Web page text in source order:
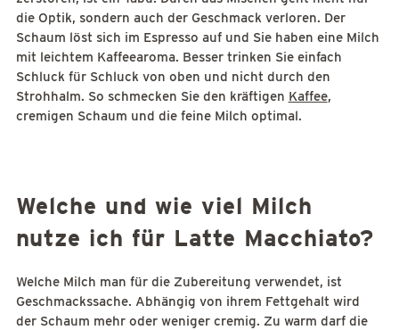
die Optik, sondern auch der Geschmack verloren. Der
Schaum löst sich im Espresso auf und Sie haben eine Milch
mit leichtem Kaffeearoma. Besser trinken Sie einfach
Schluck für Schluck von oben und nicht durch den
Strohhalm. So schmecken Sie den kräftigen Kaffee,
cremigen Schaum und die feine Milch optimal.
Welche und wie viel Milch
nutze ich für Latte Macchiato?
Welche Milch man für die Zubereitung verwendet, ist
Geschmackssache. Abhängig von ihrem Fettgehalt wird
der Schaum mehr oder weniger cremig. Zu warm darf die